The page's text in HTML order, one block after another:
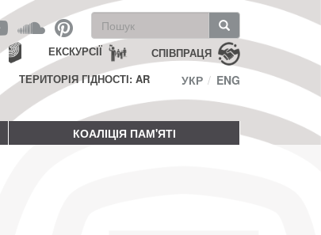
Пошукова
форма
Пошук СПІВПРАЦЯ
ЕКСКУРСІЇ
ТЕРИТОРІЯ ГІДНОСТІ: AR
УКР ENG
КОАЛІЦІЯ ПАМ'ЯТІ